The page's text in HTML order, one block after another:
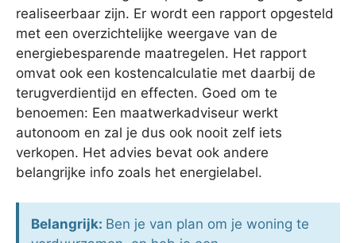
realiseerbaar zijn. Er wordt een rapport opgesteld
met een overzichtelijke weergave van de
energiebesparende maatregelen. Het rapport
omvat ook een kostencalculatie met daarbij de
terugverdientijd en effecten. Goed om te
benoemen: Een maatwerkadviseur werkt
autonoom en zal je dus ook nooit zelf iets
verkopen. Het advies bevat ook andere
belangrijke info zoals het energielabel.
Belangrijk: Ben je van plan om je woning te